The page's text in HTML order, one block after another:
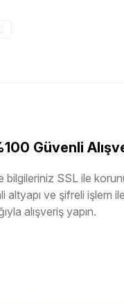
Güvenli
bilgileriniz SSL ile
altyapı ve şifreli işlem
alışveriş yapın.